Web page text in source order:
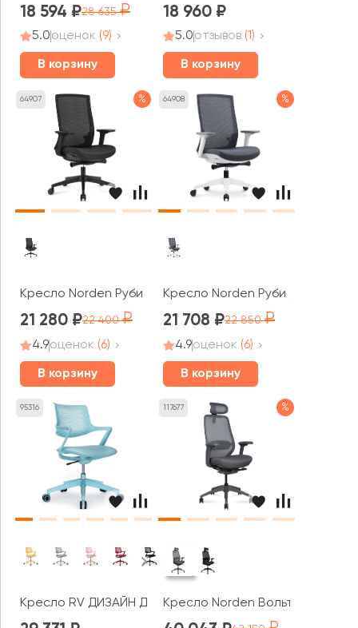
18 594 28 635
5.0оценок (9)
В корзину
18 960
5.0отзывов (1)
В корзину
64907 %
Кресло Norden Руби блэк / Ruby black LB
21 280 22 400
4.9оценок (6)
В корзину
64908 %
Кресло Norden Руби / Ruby LB
21 708 22 850
4.9оценок (6)
В корзину
95316
Кресло RV ДИЗАЙН Дрим / Dream (B2202)
117677 %
Кресло Norden Вольта / Volta